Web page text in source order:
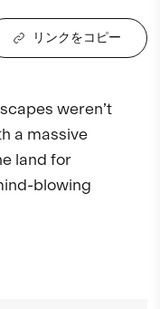
リンクをコピー
weren’t
a massive
land for
blowing